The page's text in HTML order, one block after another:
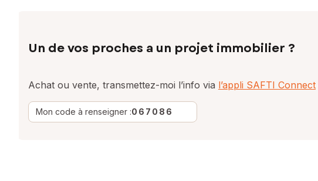
Un de vos proches a un projet immobilier ?
Achat ou vente, transmettez-moi l’info via l’appli SAFTI Connect
Mon code à renseigner :067086